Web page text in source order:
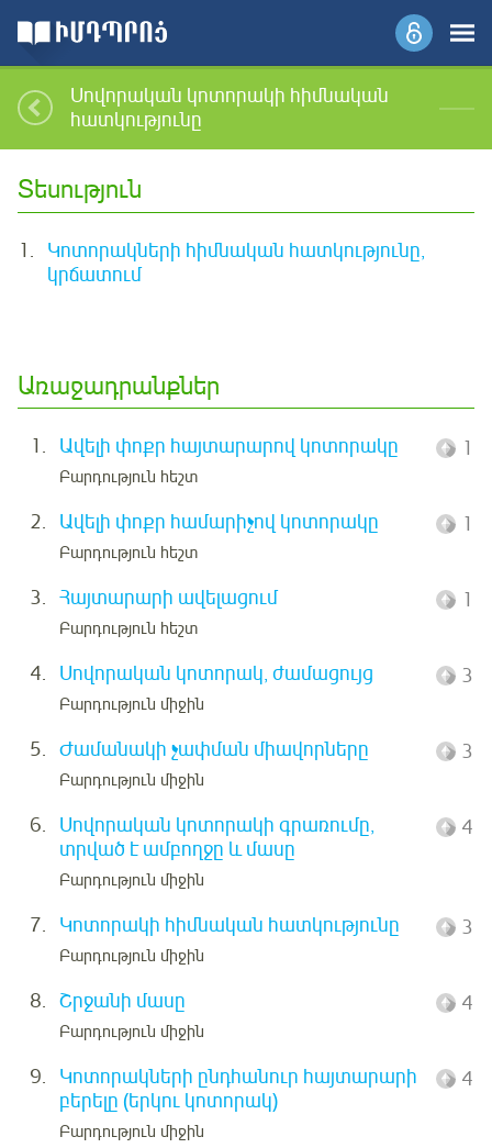
Սովորական կոտորակի հիմնական
հատկությունը
Տեսություն
1.
Կոտորակների հիմնական հատկությունը,
կրճատում
Առաջադրանքներ
1. Ավելի փոքր հայտարարով կոտորակը
Բարդություն հեշտ
1
2. Ավելի փոքր համարիչով կոտորակը
Բարդություն հեշտ
1
3. Հայտարարի ավելացում
Բարդություն հեշտ
1
4. Սովորական կոտորակ, ժամացույց
Բարդություն միջին
3
5. Ժամանակի չափման միավորները
Բարդություն միջին
3
6.
Սովորական կոտորակի գրառումը,
տրված է ամբողջը և մասը
Բարդություն միջին
4
7. Կոտորակի հիմնական հատկությունը
Բարդություն միջին
3
8. Շրջանի մասը
Բարդություն միջին
4
9.
Կոտորակների ընդհանուր հայտարարի
բերելը (երկու կոտորակ)
Բարդություն միջին
4